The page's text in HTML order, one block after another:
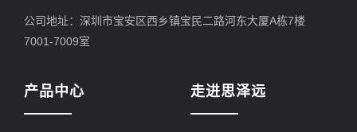
公司地址：深圳市宝安区西乡镇宝民二路河东大厦A栋7楼
7001-7009室
产品中心 走进思泽远